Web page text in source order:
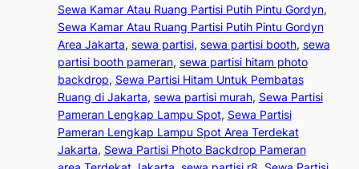
Sewa Kamar Atau Ruang Partisi Putih Pintu Gordyn
Sewa Kamar Atau Ruang Partisi Putih Pintu Gordyn
Area Jakarta, sewa partisi, sewa partisi booth, sewa
partisi booth pameran, sewa partisi hitam photo
backdrop, Sewa Partisi Hitam Untuk Pembatas
Ruang di Jakarta, sewa partisi murah, Sewa Partisi
Pameran Lengkap Lampu Spot, Sewa Partisi
Pameran Lengkap Lampu Spot Area Terdekat
Jakarta, Sewa Partisi Photo Backdrop Pameran